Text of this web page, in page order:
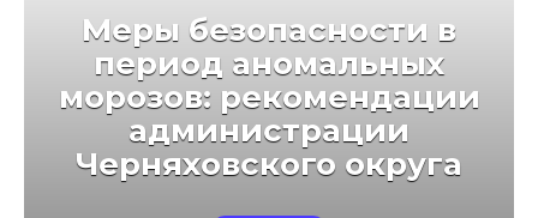
Меры безопасности в
период аномальных
морозов: рекомендации
администрации
Черняховского округа